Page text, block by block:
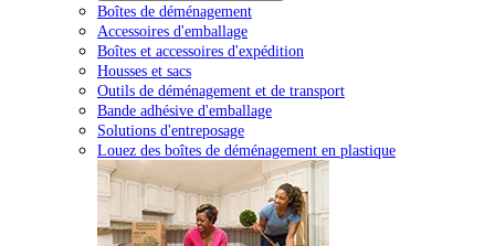
Boîtes de déménagement
Accessoires d'emballage
Boîtes et accessoires d'expédition
Housses et sacs
Outils de déménagement et de transport
Bande adhésive d'emballage
Solutions d'entreposage
Louez des boîtes de déménagement en plastique